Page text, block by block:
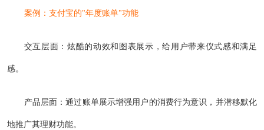
案例：支付宝的"年度账单"功能
交互层面：炫酷的动效和图表展示，给用户带来仪式感和满足
感。
产品层面：通过账单展示增强用户的消费行为意识，并潜移默化
地推广其理财功能。